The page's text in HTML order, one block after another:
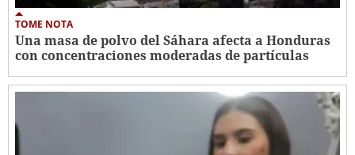
TOME NOTA
Una masa de polvo del Sáhara afecta a Honduras
con concentraciones moderadas de partículas